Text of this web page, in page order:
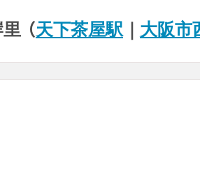
（天下茶屋駅 大阪市